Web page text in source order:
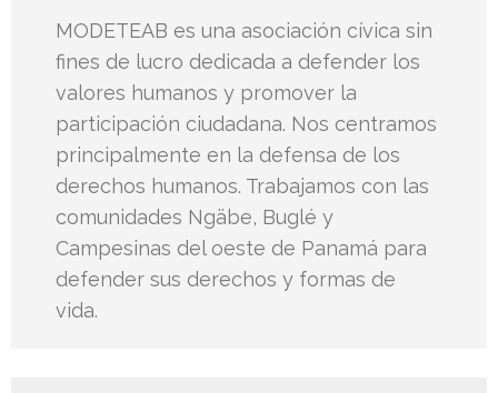
MODETEAB es una asociación cívica sin
fines de lucro dedicada a defender los
valores humanos y promover la
participación ciudadana. Nos centramos
principalmente en la defensa de los
derechos humanos. Trabajamos con las
comunidades Ngäbe, Buglé y
Campesinas del oeste de Panamá para
defender sus derechos y formas de
vida.